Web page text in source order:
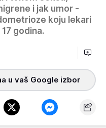
i jak umor -
koju lekari
godina.
u vaš Google izbor